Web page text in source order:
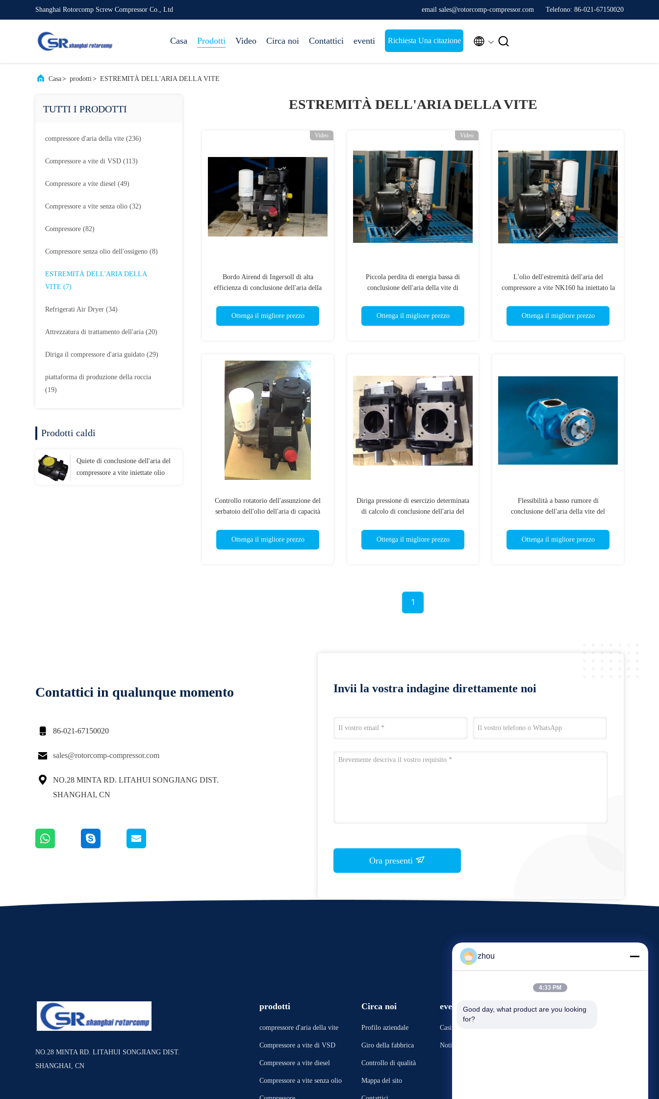
Shanghai Rotorcomp Screw Compressor Co., Ltd email sales@rotorcomp-compressor.com Telefono: 86-021-67150020
Casa Prodotti Video Circa noi Contattici eventi Richiesta Una citazione  
Casa> prodotti> ESTREMITÀ DELL'ARIA DELLA VITE
TUTTI I PRODOTTI
compressore d'aria della vite (236)
Compressore a vite di VSD (113)
Compressore a vite diesel (49)
Compressore a vite senza olio (32)
Compressore (82)
Compressore senza olio dell'ossigeno (8)
ESTREMITÀ DELL'ARIA DELLA
VITE (7)
Refrigerati Air Dryer (34)
Attrezzatura di trattamento dell'aria (20)
Diriga il compressore d'aria guidato (29)
piattaforma di produzione della roccia
(19)
Prodotti caldi
Quiete di conclusione dell'aria del
compressore a vite iniettate olio
ESTREMITÀ DELL'ARIA DELLA VITE
Video
Bordo Airend di Ingersoll di alta
efficienza di conclusione dell'aria della
Ottenga il migliore prezzo
Video
Piccola perdita di energia bassa di
conclusione dell'aria della vite di
Ottenga il migliore prezzo
L'olio dell'estremità dell'aria del
compressore a vite NK160 ha iniettato la
Ottenga il migliore prezzo
Controllo rotatorio dell'assunzione del
serbatoio dell'olio dell'aria di capacità
Ottenga il migliore prezzo
Diriga pressione di esercizio determinata
di calcolo di conclusione dell'aria del
Ottenga il migliore prezzo
Flessibilità a basso rumore di
conclusione dell'aria della vite del
Ottenga il migliore prezzo
1
Contattici in qualunque momento
 86-021-67150020
 sales@rotorcomp-compressor.com

NO.28 MINTA RD. LITAHUI SONGJIANG DIST.
SHANGHAI, CN
Invii la vostra indagine direttamente noi
Ora presenti
NO.28 MINTA RD. LITAHUI SONGJIANG DIST.
SHANGHAI, CN
prodotti
compressore d'aria della vite
Compressore a vite di VSD
Compressore a vite diesel
Compressore a vite senza olio
Circa noi
Profilo aziendale
Giro della fabbrica
Controllo di qualità
Mappa del sito
eventi
Casi
Notizie
Richiesta Una citazione
zhou
4:33 PM
Good day, what product are you looking
for?